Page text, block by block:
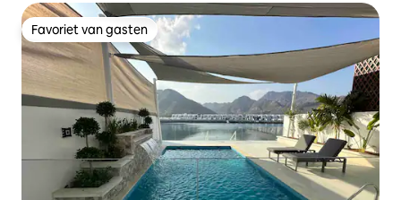
Favoriet van gasten
Favoriet van gasten